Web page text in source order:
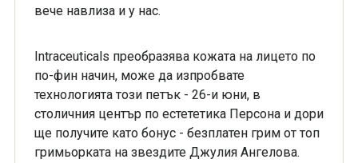
вече навлиза и у нас.
Intraceuticals преобразява кожата на лицето по
по-фин начин, може да изпробвате
технологията този петък - 26-и юни, в
столичния център по естететика Персона и дори
ще получите като бонус - безплатен грим от топ
гримьорката на звездите Джулия Ангелова.